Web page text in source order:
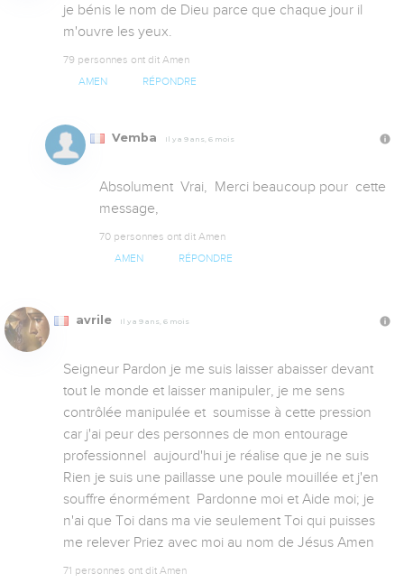
je bénis le nom de Dieu parce que chaque jour il
m'ouvre les yeux.
79 personnes ont dit Amen
AMEN RÉPONDRE
Vemba Il y a 9 ans, 6 mois
Absolument  Vrai,  Merci beaucoup pour  cette
message,
70 personnes ont dit Amen
AMEN RÉPONDRE
avrile Il y a 9 ans, 6 mois
Seigneur Pardon je me suis laisser abaisser devant
tout le monde et laisser manipuler, je me sens
contrôlée manipulée et  soumisse à cette pression
car j'ai peur des personnes de mon entourage
professionnel  aujourd'hui je réalise que je ne suis
Rien je suis une paillasse une poule mouillée et j'en
souffre énormément  Pardonne moi et Aide moi; je
n'ai que Toi dans ma vie seulement Toi qui puisses
me relever Priez avec moi au nom de Jésus Amen
71 personnes ont dit Amen